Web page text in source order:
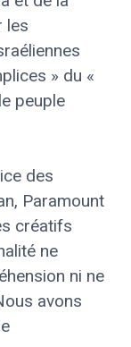
les
» du «
peuple
des
Paramount
créatifs
ne
ni ne
avons